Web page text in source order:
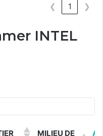
❮ 1 ❯
INTEL
MILIEU DE